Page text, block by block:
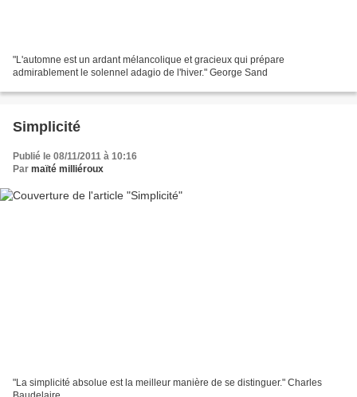
"L'automne est un ardant mélancolique et gracieux qui prépare
admirablement le solennel adagio de l'hiver." George Sand
Simplicité
Publié le 08/11/2011 à 10:16
Par maïté milliéroux
"La simplicité absolue est la meilleur manière de se distinguer." Charles